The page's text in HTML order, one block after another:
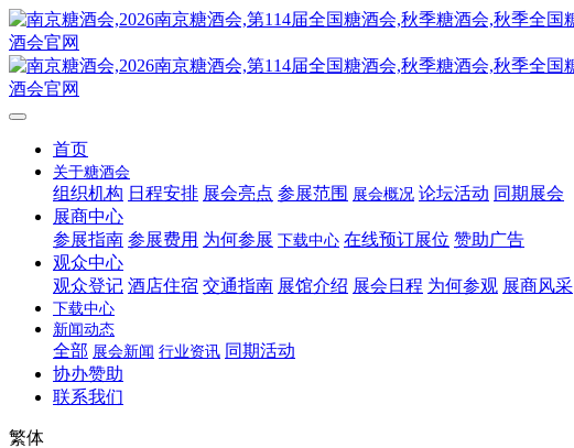
首页
关于糖酒会
组织机构 日程安排 展会亮点 参展范围 展会概况 论坛活动 同期展会
展商中心
参展指南 参展费用 为何参展 下载中心 在线预订展位 赞助广告
观众中心
观众登记 酒店住宿 交通指南 展馆介绍 展会日程 为何参观 展商风采
下载中心
新闻动态
全部 展会新闻 行业资讯 同期活动
协办赞助
联系我们
繁体